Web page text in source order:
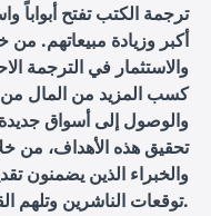
ترجمة الكتب تفتح أبواباً
أكبر وزيادة مبيعاتهم. من
والاستثمار في الترجمة
كسب المزيد من المال
والوصول إلى أسواق
تحقيق هذه الأهداف، من
والخبراء الذين يضمنون
توقعات الناشرين وتلهم القراء.